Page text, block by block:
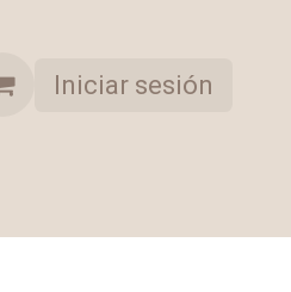
Iniciar sesión